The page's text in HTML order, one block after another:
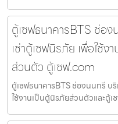
ตู้เซฟธนาคารBTS ช่อ
เช่าตู้เซฟนิรภัย เพื่อใช้
ส่วนตัว ตู้เซฟ.com
ตู้เซฟธนาคารBTS ช่องนนทรี บ
ใช้งานเป็นตู้นิรภัยส่วนตัวและตู้เ